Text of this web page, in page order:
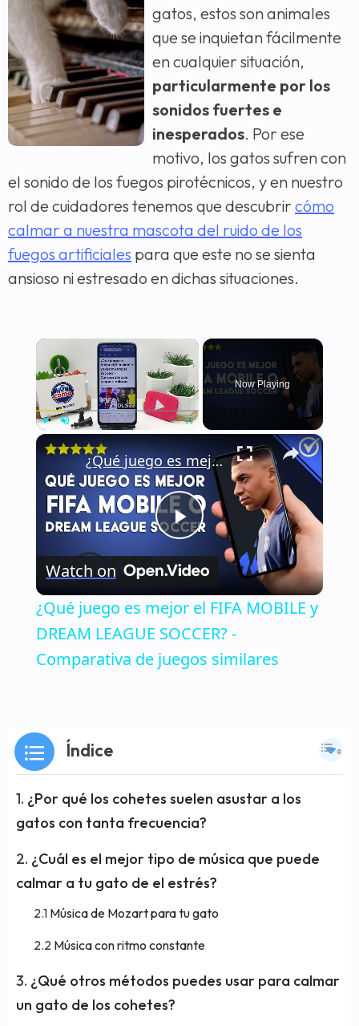
gatos, estos son animales
que se inquietan fácilmente
en cualquier situación,
particularmente por los
sonidos fuertes e
inesperados. Por ese
motivo, los gatos sufren con
el sonido de los fuegos pirotécnicos, y en nuestro
rol de cuidadores tenemos que descubrir cómo
calmar a nuestra mascota del ruido de los
fuegos artificiales para que este no se sienta
ansioso ni estresado en dichas situaciones.
×
Now Playing
×
Play
Video
¿Qué juego es mejor el FIFA MOBILE y DREAM LEAGUE SOCCER? - Comparativa de juegos similares
Watch on
¿Qué juego es mejor el FIFA MOBILE y
DREAM LEAGUE SOCCER? -
Comparativa de juegos similares
Índice
¿Por qué los cohetes suelen asustar a los
gatos con tanta frecuencia?
¿Cuál es el mejor tipo de música que puede
calmar a tu gato de el estrés?
Música de Mozart para tu gato
Música con ritmo constante
¿Qué otros métodos puedes usar para calmar
un gato de los cohetes?